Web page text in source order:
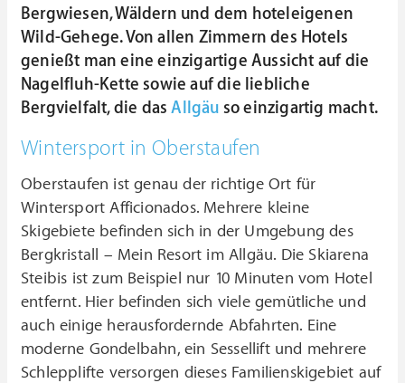
Bergwiesen, Wäldern und dem hoteleigenen
Wild-Gehege. Von allen Zimmern des Hotels
genießt man eine einzigartige Aussicht auf die
Nagelfluh-Kette sowie auf die liebliche
Bergvielfalt, die dasAllgäu so einzigartig macht.
Wintersport in Oberstaufen
Oberstaufen ist genau der richtige Ort für
Wintersport Afficionados. Mehrere kleine
Skigebiete befinden sich in der Umgebung des
Bergkristall – Mein Resort im Allgäu. Die Skiarena
Steibis ist zum Beispiel nur 10 Minuten vom Hotel
entfernt. Hier befinden sich viele gemütliche und
auch einige herausfordernde Abfahrten. Eine
moderne Gondelbahn, ein Sessellift und mehrere
Schlepplifte versorgen dieses Familienskigebiet auf